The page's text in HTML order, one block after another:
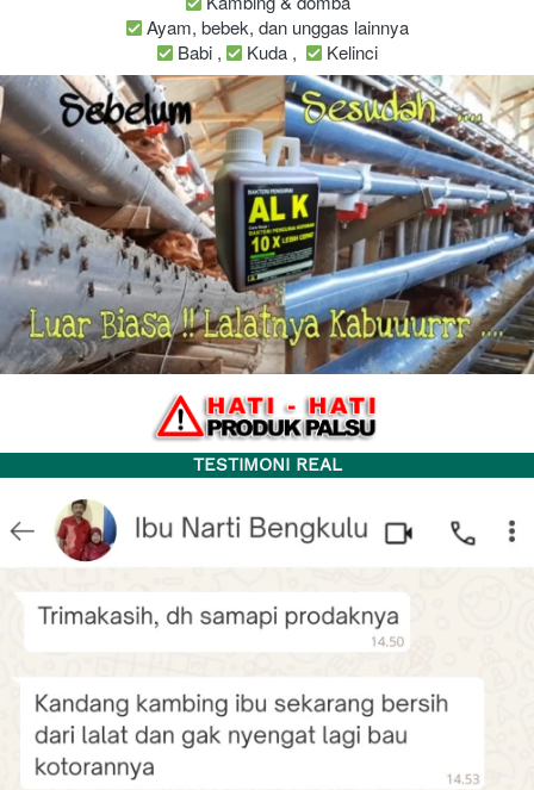
Ayam, bebek, dan unggas lainnya
Babi ,
Kuda , Kelinci
TESTIMONI REAL